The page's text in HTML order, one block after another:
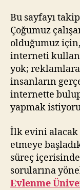
Bu sayfayı
Çoğumuz
olduğumuz
interneti
yok;
insanların
internette
yapmak
İlk evini alacak
etmeye
süreç
sorularına
Evlenme